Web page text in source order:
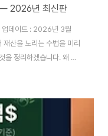
— 2026년 최신판
데이트 : 2026년 3월
산을 노리는 수법을 미리
을 정리하겠습니다. 왜 지
보고서에 따르면, 국내 보
각이 가장 위험한 착각입
다. AI·딥페이크 기술이 결
전 재산을 잃는 사례가 급